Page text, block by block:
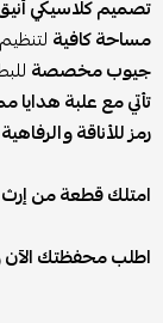
تصميم كلاسيكي
مساحة كافية
جيوب مخصصة
تأتي مع علبة هدايا
رمز للأناقة والرفاهية
امتلك قطعة من
اطلب محفظتك الآن